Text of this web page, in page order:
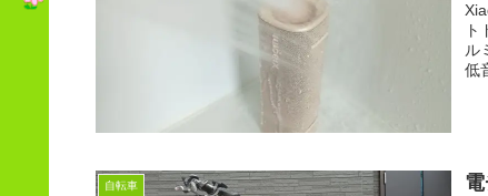
ル
低
自転車